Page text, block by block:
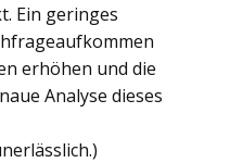
Ein geringes
erhöhen und die
Analyse dieses